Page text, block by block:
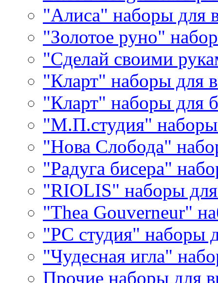
"Алиса" наборы для
"Золотое руно"
"Сделай своими
"Кларт" наборы для
"Кларт" наборы для
"М.П.студия"
"Нова Слобода"
"Радуга бисера"
"RIOLIS" наборы
"Thea Gouverneur"
"РС студия" наборы
"Чудесная игла"
Прочие наборы для